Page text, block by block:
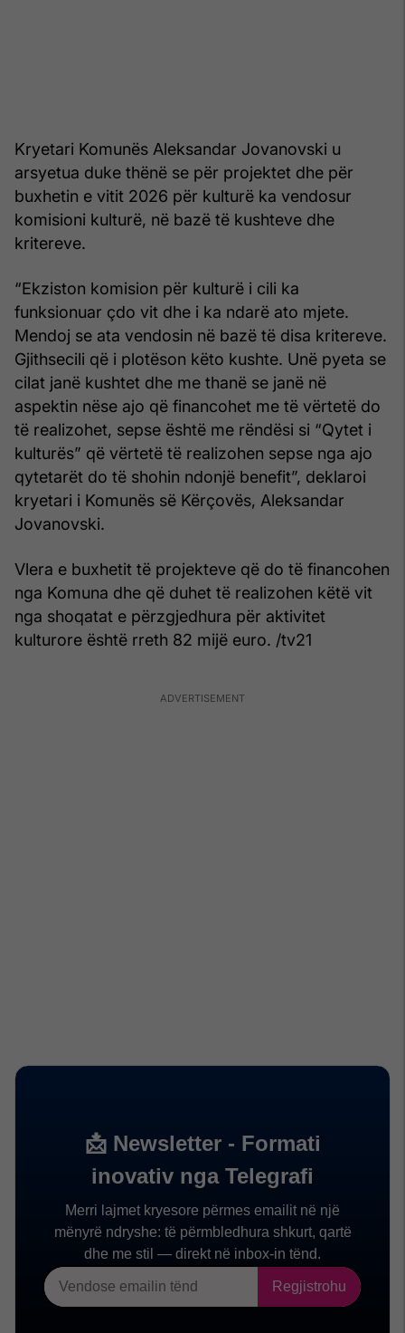
Kryetari Komunës Aleksandar Jovanovski u
arsyetua duke thënë se për projektet dhe për
buxhetin e vitit 2026 për kulturë ka vendosur
komisioni kulturë, në bazë të kushteve dhe
kritereve.
“Ekziston komision për kulturë i cili ka
funksionuar çdo vit dhe i ka ndarë ato mjete.
Mendoj se ata vendosin në bazë të disa kritereve.
Gjithsecili që i plotëson këto kushte. Unë pyeta se
cilat janë kushtet dhe me thanë se janë në
aspektin nëse ajo që financohet me të vërtetë do
të realizohet, sepse është me rëndësi si “Qytet i
kulturës” që vërtetë të realizohen sepse nga ajo
qytetarët do të shohin ndonjë benefit”, deklaroi
kryetari i Komunës së Kërçovës, Aleksandar
Jovanovski.
Vlera e buxhetit të projekteve që do të financohen
nga Komuna dhe që duhet të realizohen këtë vit
nga shoqatat e përzgjedhura për aktivitet
kulturore është rreth 82 mijë euro. /tv21